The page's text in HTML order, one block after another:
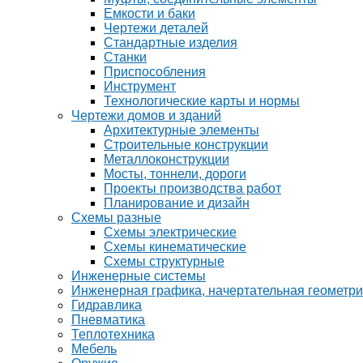
Емкости и баки
Чертежи деталей
Стандартные изделия
Станки
Приспособления
Инструмент
Технологические карты и нормы
Чертежи домов и зданий
Архитектурные элементы
Строительные конструкции
Металлоконструкции
Мосты, тоннели, дороги
Проекты производства работ
Планирование и дизайн
Схемы разные
Схемы электрические
Схемы кинематические
Схемы структурные
Инженерные системы
Инженерная графика, начертательная
Гидравлика
Пневматика
Теплотехника
Мебель